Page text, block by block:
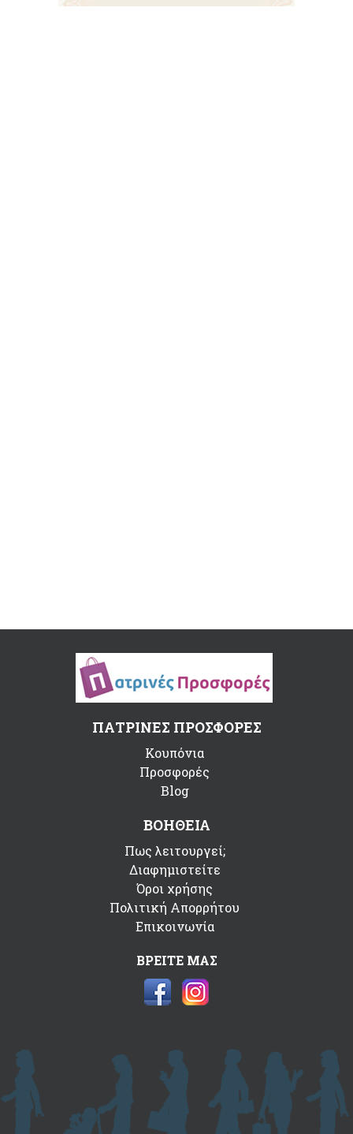
ΠΑΤΡΙΝΕΣ ΠΡΟΣΦΟΡΕΣ
Κουπόνια
Προσφορές
Blog
ΒΟΗΘΕΙΑ
Πως λειτουργεί;
Διαφημιστείτε
Όροι χρήσης
Πολιτική Απορρήτου
Επικοινωνία
ΒΡΕΙΤΕ ΜΑΣ